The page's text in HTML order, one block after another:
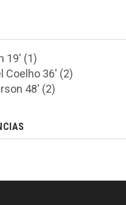
19' (1)
Coelho 36' (2)
48' (2)